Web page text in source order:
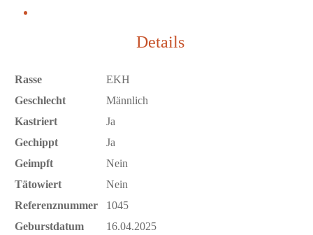
Details
Rasse
EKH
Geschlecht
Männlich
Kastriert
Ja
Gechippt
Ja
Geimpft
Nein
Tätowiert
Nein
Referenznummer
1045
Geburstdatum
16.04.2025